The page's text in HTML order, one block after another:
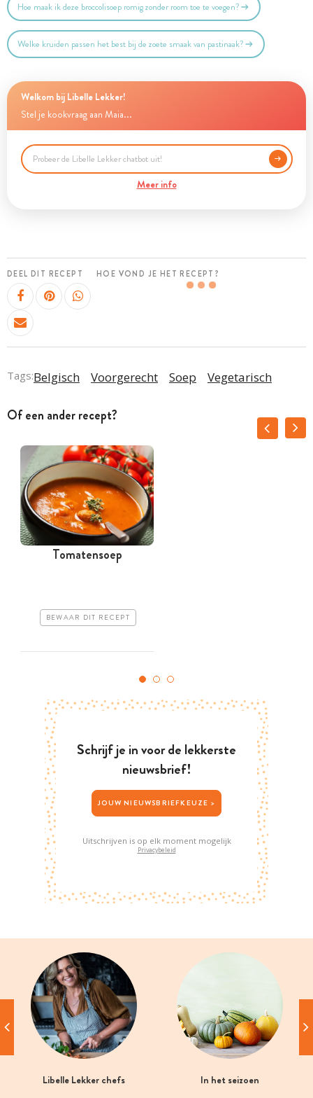
Hoe maak ik deze broccolisoep romig zonder room toe te voegen?
Welke kruiden passen het best bij de zoete smaak van pastinaak?
Welkom bij Libelle Lekker!
Stel je kookvraag aan Maia...
Meer info
DEEL DIT RECEPT HOE VOND JE HET RECEPT?
Tags:Belgisch Voorgerecht Soep Vegetarisch
Of een ander recept?
Tomatensoep
BEWAAR DIT RECEPT
Schrijf je in voor de lekkerste
nieuwsbrief!
JOUW NIEUWSBRIEFKEUZE >
Uitschrijven is op elk moment mogelijk
Privacybeleid
Libelle Lekker chefs In het seizoen